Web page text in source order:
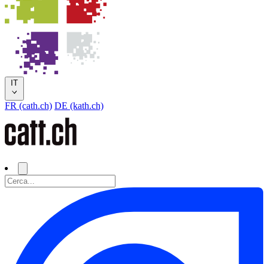
IT
FR (cath.ch) DE (kath.ch)